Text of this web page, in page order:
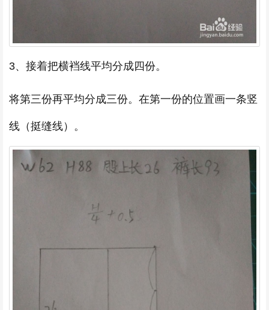
3、接着把横裆线平均分成四份。
将第三份再平均分成三份。在第一份的位置画一条竖
线（挺缝线）。